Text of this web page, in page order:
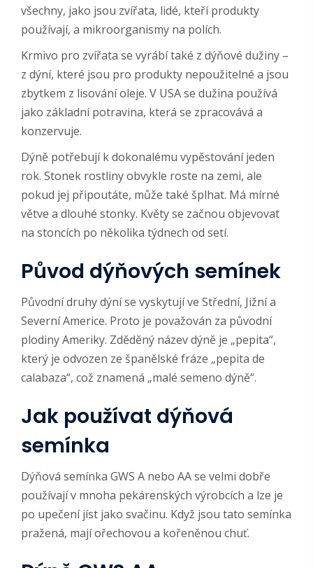
všechny, jako jsou zvířata, lidé, kteří produkty
používají, a mikroorganismy na polích.
Krmivo pro zvířata se vyrábí také z dýňové dužiny –
z dýní, které jsou pro produkty nepoužitelné a jsou
zbytkem z lisování oleje. V USA se dužina používá
jako základní potravina, která se zpracovává a
konzervuje.
Dýně potřebují k dokonalému vypěstování jeden
rok. Stonek rostliny obvykle roste na zemi, ale
pokud jej připoutáte, může také šplhat. Má mírné
větve a dlouhé stonky. Květy se začnou objevovat
na stoncích po několika týdnech od setí.
Původ dýňových semínek
Původní druhy dýní se vyskytují ve Střední, Jižní a
Severní Americe. Proto je považován za původní
plodiny Ameriky. Zděděný název dýně je „pepita“,
který je odvozen ze španělské fráze „pepita de
calabaza“, což znamená „malé semeno dýně“.
Jak používat dýňová
semínka
Dýňová semínka GWS A nebo AA se velmi dobře
používají v mnoha pekárenských výrobcích a lze je
po upečení jíst jako svačinu. Když jsou tato semínka
pražená, mají ořechovou a kořeněnou chuť.